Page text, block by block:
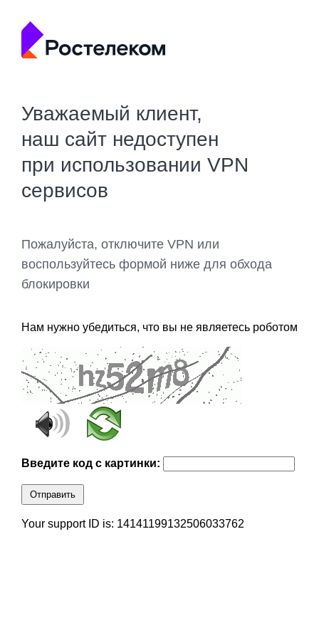
Уважаемый клиент,
наш сайт недоступен
при использовании VPN
сервисов
Пожалуйста, отключите VPN или
воспользуйтесь формой ниже для обхода
блокировки
Нам нужно убедиться, что вы не являетесь роботом
Введите код с картинки:
Отправить
Your support ID is: 14141199132506033762